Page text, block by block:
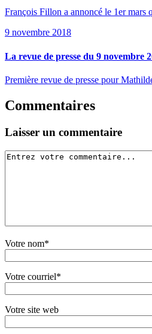
François Fillon a annoncé le 1er mars
9 novembre 2018
La revue de presse du 9 novembre
Première revue de presse pour
Commentaires
Laisser un commentaire
Votre nom*
Votre courriel*
Votre site web